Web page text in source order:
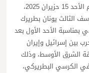
في تمام الساعة الحادية عشرة من صباح يوم الأحد 15 حزيران 2025،
الثالث يونان بطريرك
بمناسبة الأحد الأول بعد
بين إسرائيل وإيران
الشرق الأوسط، وذلك
الكرسي البطريركي،